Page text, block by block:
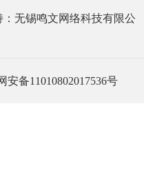
无锡鸣文网络科技有限公
安备11010802017536号